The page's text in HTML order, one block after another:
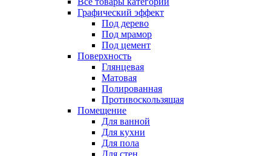
Графический эффект
Под дерево
Под мрамор
Под цемент
Поверхность
Глянцевая
Матовая
Полированная
Противоскользящая
Помещение
Для ванной
Для кухни
Для пола
Для стен